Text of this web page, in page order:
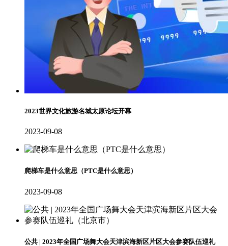
2023世界文化旅游名城太原论坛开幕
2023-09-08
爬梯车是什么意思（PTC是什么意思）
2023-09-08
公共 | 2023年全国广场舞大会天津滨海新区片区大会参赛队伍巡礼